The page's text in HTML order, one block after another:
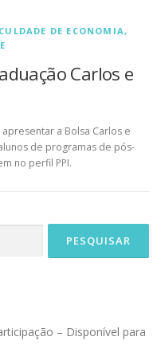
DE ECONOMIA,
Carlos e
a Bolsa Carlos e
de programas de pós-
no perfil PPI.
– Disponível para